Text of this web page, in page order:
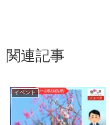
関連記事
イベント